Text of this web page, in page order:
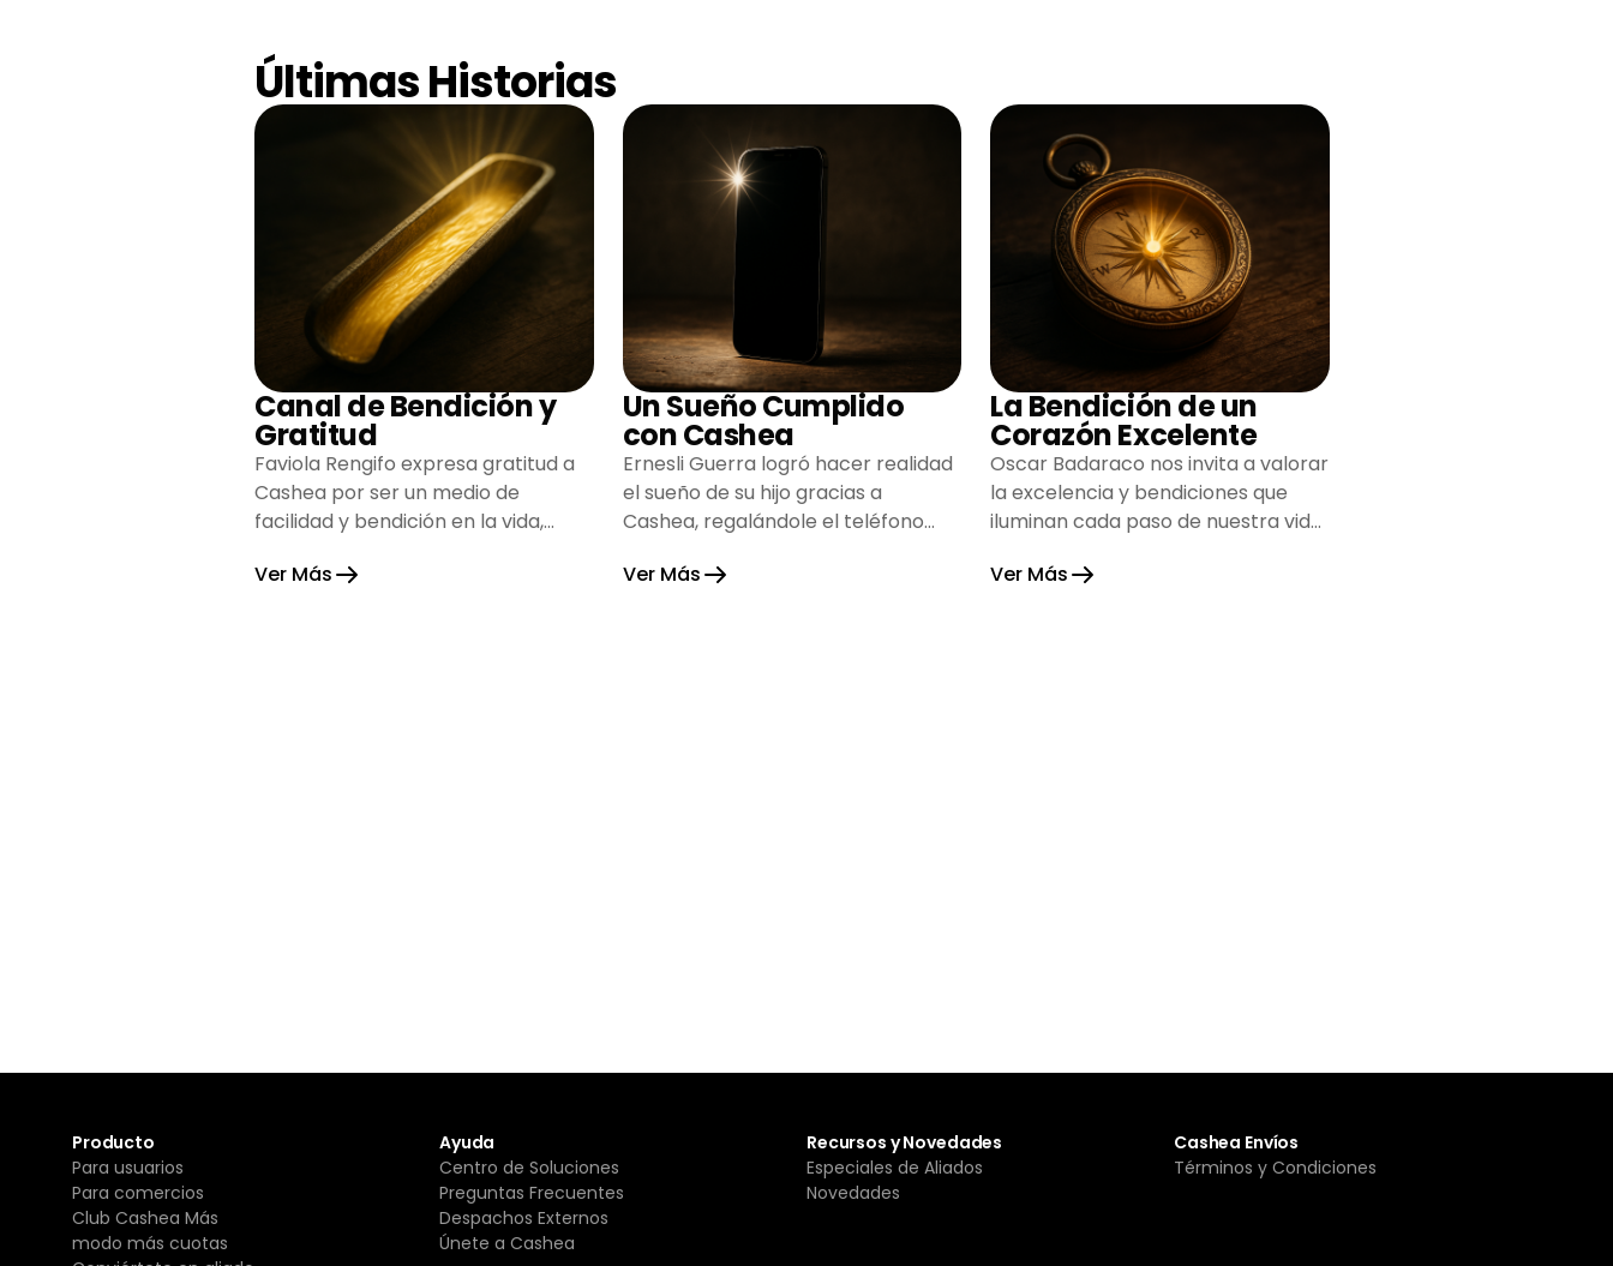
Últimas Historias
Canal de Bendición y
Gratitud
Faviola Rengifo expresa gratitud a
Cashea por ser un medio de
facilidad y bendición en la vida,
esperanza.
Ver Más
Un Sueño Cumplido
con Cashea
Ernesli Guerra logró hacer realidad
el sueño de su hijo gracias a
Cashea, regalándole el teléfono
alegría su hogar.
Ver Más
La Bendición de un
Corazón Excelente
Oscar Badaraco nos invita a valorar
la excelencia y bendiciones que
iluminan cada paso de nuestra vida,
gratitud y fortaleza.
Ver Más
Producto
Para usuarios
Para comercios
Club Cashea Más
modo más cuotas
Ayuda
Centro de Soluciones
Preguntas Frecuentes
Despachos Externos
Únete a Cashea
Recursos y Novedades
Especiales de Aliados
Novedades
Cashea Envíos
Términos y Condiciones